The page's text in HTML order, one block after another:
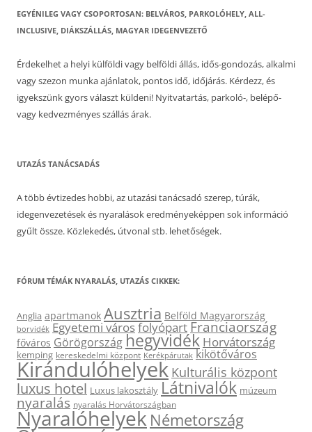
EGYÉNILEG VAGY CSOPORTOSAN: BELVÁROS, PARKOLÓHELY, ALL-
INCLUSIVE, DIÁKSZÁLLÁS, MAGYAR IDEGENVEZETŐ
Érdekelhet a helyi külföldi vagy belföldi állás, idős-gondozás, alkalmi
vagy szezon munka ajánlatok, pontos idő, időjárás. Kérdezz, és
igyekszünk gyors választ küldeni! Nyitvatartás, parkoló-, belépő-
vagy kedvezményes szállás árak.
UTAZÁS TANÁCSADÁS
A több évtizedes hobbi, az utazási tanácsadó szerep, túrák,
idegenvezetések és nyaralások eredményeképpen sok információ
gyűlt össze. Közlekedés, útvonal stb. lehetőségek.
FÓRUM TÉMÁK NYARALÁS, UTAZÁS CIKKEK:
Anglia apartmanok Ausztria Belföld Magyarország
borvidék Egyetemi városfolyópartFranciaország
főváros Görögországhegyvidék Horvátország
kemping kereskedelmi központ Kerékpárutak kikötőváros
Kirándulóhelyek Kulturális központ
luxus hotel Luxus lakosztály Látnivalók múzeum
nyaralás nyaralás Horvátországban
Nyaralóhelyek Németország